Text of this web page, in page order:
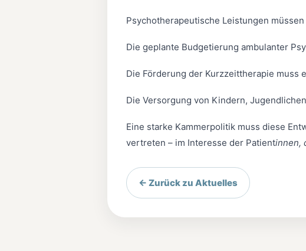
Psychotherapeutische Leistungen
Die geplante Budgetierung ambulanter
Die Förderung der Kurzzeittherapie muss
Die Versorgung von Kindern,
Eine starke Kammerpolitik muss diese
vertreten – im Interesse der Patientinnen,
← Zurück zu Aktuelles